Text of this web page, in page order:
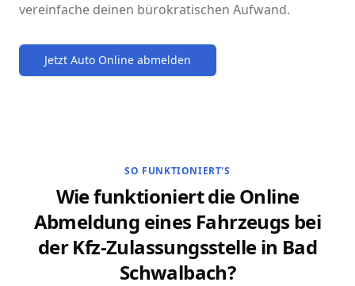
vereinfache deinen bürokratischen Aufwand.
Jetzt Auto Online abmelden
SO FUNKTIONIERT'S
Wie funktioniert die Online
Abmeldung eines Fahrzeugs bei
der Kfz-Zulassungsstelle in Bad
Schwalbach?